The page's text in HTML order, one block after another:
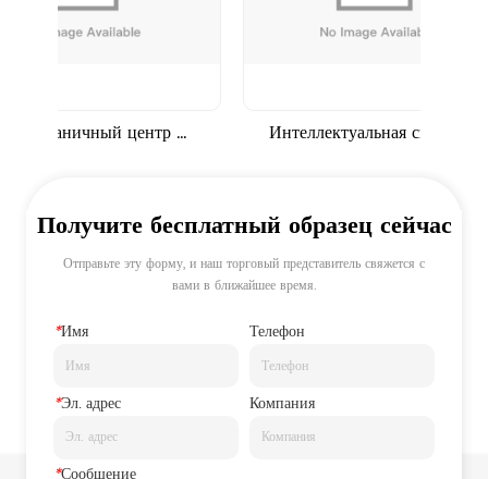
центр Интеллектуальная складская
Получите бесплатный образец сейчас
Отправьте эту форму, и наш торговый представитель свяжется с
вами в ближайшее время.
*Имя Телефон
*Эл. адрес Компания